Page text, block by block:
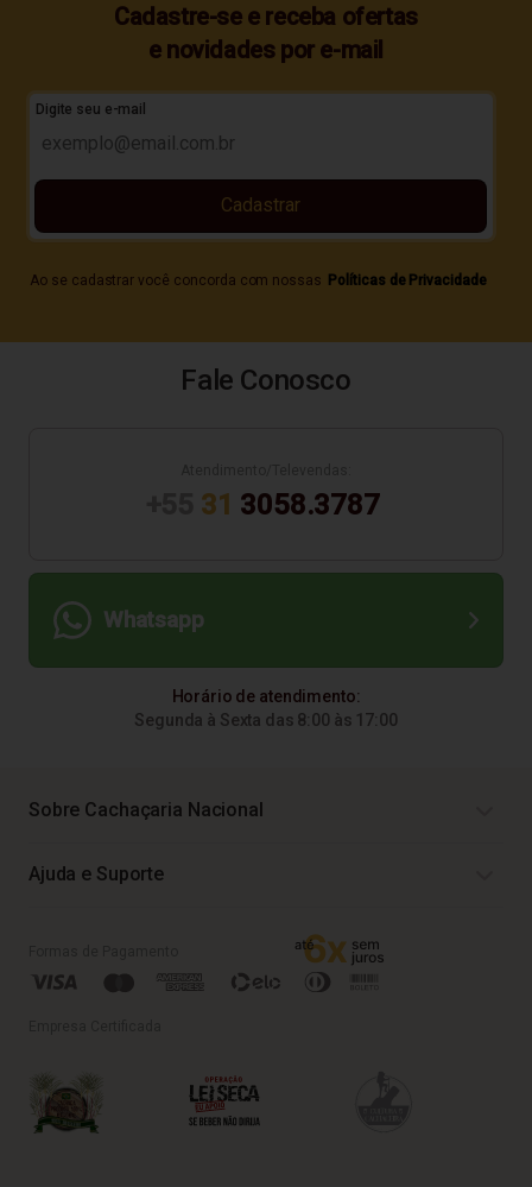
Cadastre-se e receba ofertas
e novidades por e-mail
Digite seu e-mail
Ao se cadastrar você concorda com nossas Políticas de Privacidade
Cadastrar
Fale Conosco
31 3058.3787
Whatsapp
Horário de atendimento:
Segunda à Sexta das 8:00 às 17:00
Sobre Cachaçaria Nacional
Ajuda e Suporte